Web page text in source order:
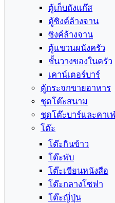
ตู้เก็บถังแก๊ส
ตู้ซิงค์ล้างจาน
ซิงค์ล้างจาน
ตู้แขวนผนังครัว
ชั้นวางของในครัว
เคาน์เตอร์บาร์
ตู้กระจกขายอาหาร
ชุดโต๊ะสนาม
ชุดโต๊ะบาร์และคาเฟ่
โต๊ะ
โต๊ะกินข้าว
โต๊ะพับ
โต๊ะเขียนหนังสือ
โต๊ะกลางโซฟา
โต๊ะญี่ปุ่น